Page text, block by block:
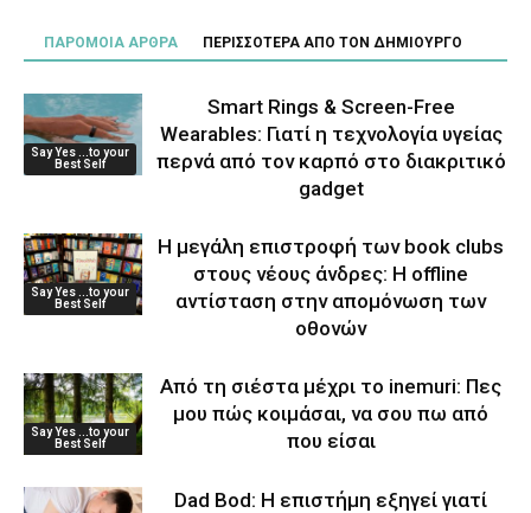
ΠΑΡΟΜΟΙΑ ΑΡΘΡΑ ΠΕΡΙΣΣΟΤΕΡΑ ΑΠΟ ΤΟΝ ΔΗΜΙΟΥΡΓΟ
Say Yes ...to your
Best Self
Smart Rings & Screen-Free
Wearables: Γιατί η τεχνολογία υγείας
περνά από τον καρπό στο διακριτικό
gadget
Say Yes ...to your
Best Self
Η μεγάλη επιστροφή των book clubs
στους νέους άνδρες: Η offline
αντίσταση στην απομόνωση των
οθονών
Say Yes ...to your
Best Self
Από τη σιέστα μέχρι το inemuri: Πες
μου πώς κοιμάσαι, να σου πω από
που είσαι
Dad Bod: Η επιστήμη εξηγεί γιατί